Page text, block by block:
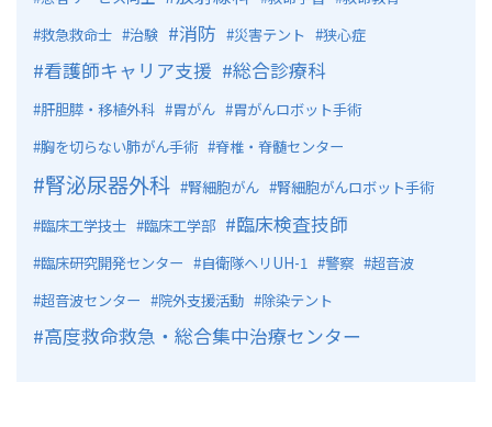
救急救命士
治験 消防 災害テント 狭心症
看護師キャリア支援 総合診療科
肝胆膵・移植外科 胃がん
胃がんロボット手術
胸を切らない肺がん手術
脊椎・脊髄センター
腎泌尿器外科 腎細胞がん
腎細胞がんロボット手術
臨床工学技士
臨床工学部 臨床検査技師
臨床研究開発センター 自衛隊ヘリUH-1 警察
超音波
超音波センター
院外支援活動 除染テント
高度救命救急・総合集中治療センター